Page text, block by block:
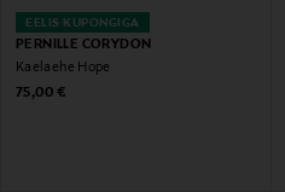
EELIS KUPONGIGA
PERNILLE CORYDON
Kaelaehe Hope
Original Price
75,00 €